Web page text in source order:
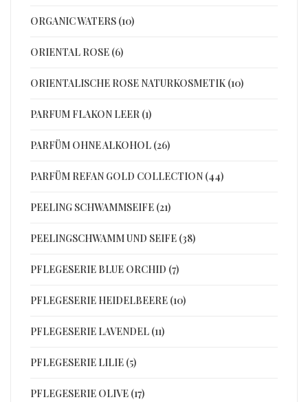
ORGANIC WATERS (10)
ORIENTAL ROSE (6)
ORIENTALISCHE ROSE NATURKOSMETIK (10)
PARFUM FLAKON LEER (1)
PARFÜM OHNE ALKOHOL (26)
PARFÜM REFAN GOLD COLLECTION (44)
PEELING SCHWAMMSEIFE (21)
PEELINGSCHWAMM UND SEIFE (38)
PFLEGESERIE BLUE ORCHID (7)
PFLEGESERIE HEIDELBEERE (10)
PFLEGESERIE LAVENDEL (11)
PFLEGESERIE LILIE (5)
PFLEGESERIE OLIVE (17)